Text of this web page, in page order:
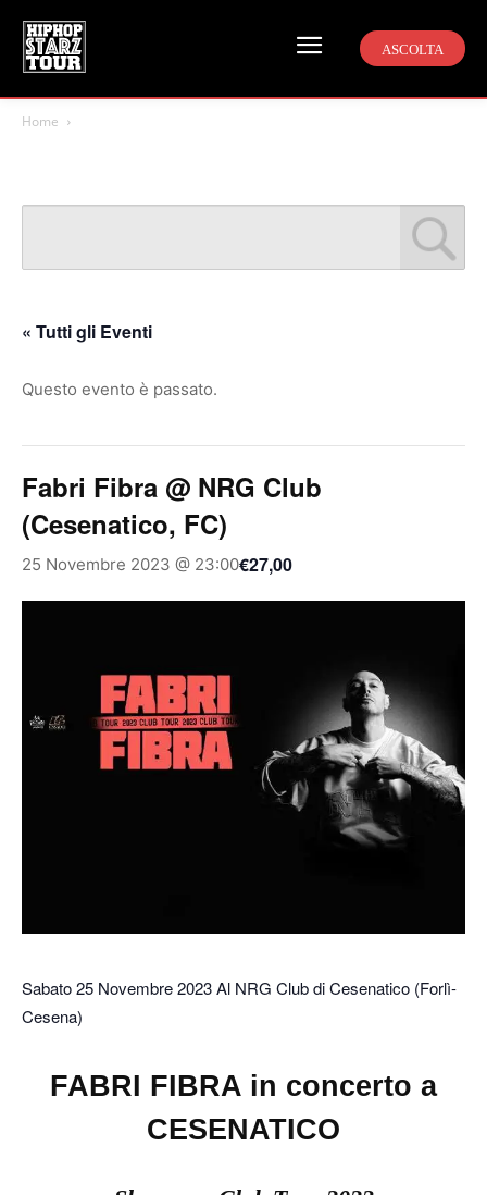
ASCOLTA
Home
« Tutti gli Eventi
Questo evento è passato.
Fabri Fibra @ NRG Club
(Cesenatico, FC)
25 Novembre 2023 @ 23:00€27,00
Sabato 25 Novembre 2023 Al NRG Club di Cesenatico (Forlì-
Cesena)
FABRI FIBRA in concerto a
CESENATICO